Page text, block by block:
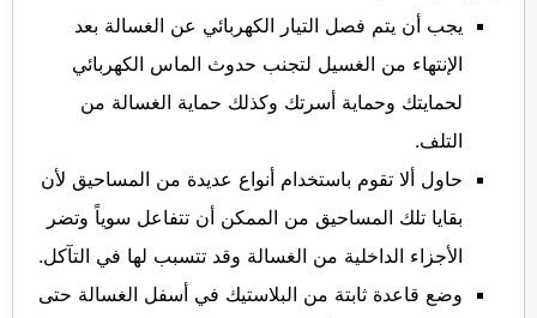
يجب أن يتم فصل التيار الكهربائي عن الغسالة بعد
الإنتهاء من الغسيل لتجنب حدوث الماس الكهربائي
لحمايتك وحماية أسرتك وكذلك حماية الغسالة من
التلف.
حاول ألا تقوم باستخدام أنواع عديدة من المساحيق لأن
بقايا تلك المساحيق من الممكن أن تتفاعل سوياً وتضر
الأجزاء الداخلية من الغسالة وقد تتسبب لها في التآكل.
وضع قاعدة ثابتة من البلاستيك في أسفل الغسالة حتى